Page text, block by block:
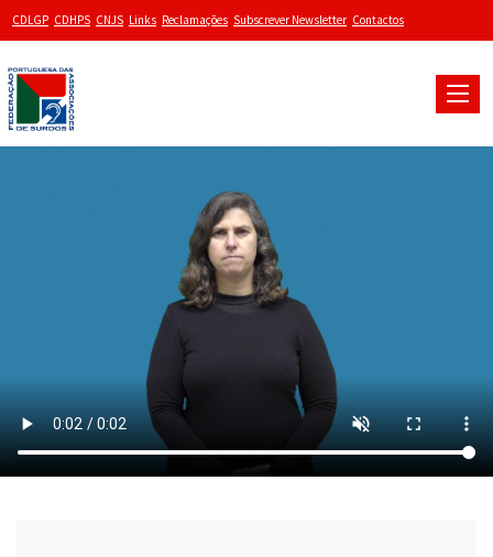
CDLGP CDHPS CNJS Links Reclamações Subscrever Newsletter Contactos
Toggle